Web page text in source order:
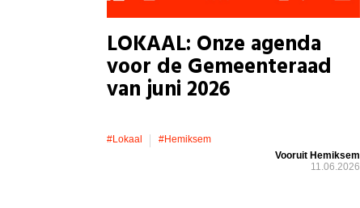
LOKAAL: Onze agenda
voor de Gemeenteraad
van juni 2026
#lokaal
#hemiksem
Vooruit Hemiksem
11.06.2026